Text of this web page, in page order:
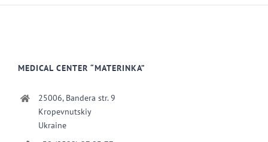
MEDICAL CENTER “MATERINKA”
25006, Bandera str. 9
Kropevnutskiy
Ukraine